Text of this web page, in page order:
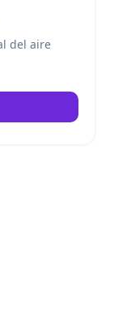
del aire